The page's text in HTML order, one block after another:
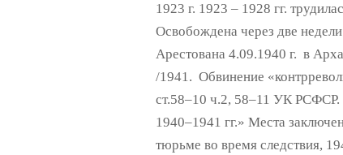
1923 г. 1923 – 1928 гг.
Освобождена через две
Арестована 4.09.1940 г. в
/1941. Обвинение
ст.58–10 ч.2, 58–11 УК РСФСР.
1940–1941 гг.» Места
тюрьме во время следствия,